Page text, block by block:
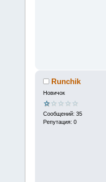
Runchik
Новичок
Сообщений: 35
Репутация: 0